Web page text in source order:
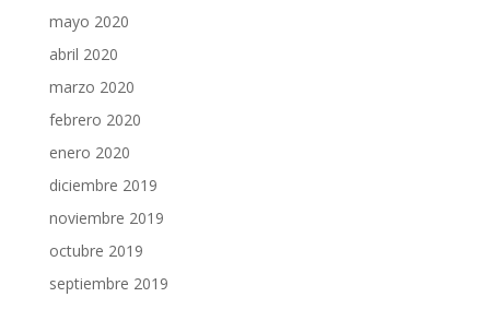
mayo 2020
abril 2020
marzo 2020
febrero 2020
enero 2020
diciembre 2019
noviembre 2019
octubre 2019
septiembre 2019